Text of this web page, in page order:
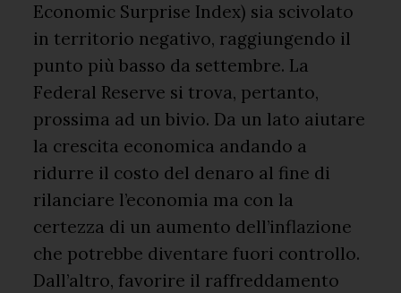
Economic Surprise Index) sia scivolato
in territorio negativo, raggiungendo il
punto più basso da settembre. La
Federal Reserve si trova, pertanto,
prossima ad un bivio. Da un lato aiutare
la crescita economica andando a
ridurre il costo del denaro al fine di
rilanciare l’economia ma con la
certezza di un aumento dell’inflazione
che potrebbe diventare fuori controllo.
Dall’altro, favorire il raffreddamento